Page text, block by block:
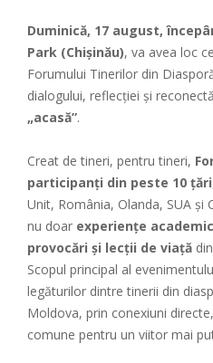
Duminică, 17 august,
Park (Chișinău), va avea loc
Forumului Tinerilor din
dialogului, reflecției și
„acasă”.
Creat de tineri, pentru tineri,
participanți din peste 10 țări
Unit, România, Olanda, SUA și
nu doar experiențe
provocări și lecții de viață
Scopul principal al
legăturilor dintre tinerii din
Moldova, prin conexiuni
comune pentru un viitor mai